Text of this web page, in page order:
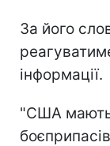
За його
інформації.
"США мають